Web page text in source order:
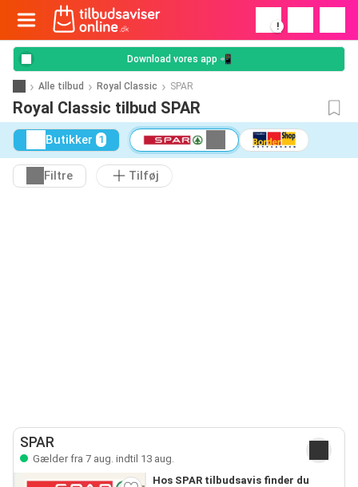
!
Download vores app 📲
Alle tilbud Royal Classic SPAR
Royal Classic tilbud SPAR
Butikker 1
Filtre Tilføj
SPAR
Gælder fra 7 aug. indtil 13 aug.
Hos SPAR tilbudsavis finder du